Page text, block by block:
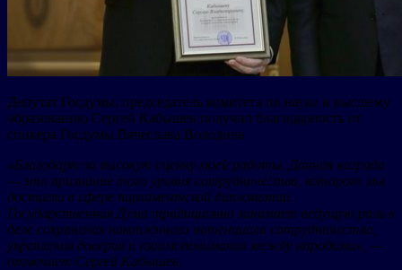
Депутат Госдумы, председатель комитета по науке и высшему
образованию Сергей Кабышев получил благодарность от
спикера Госдумы Вячеслава Володина
«Благодарю за высокую оценку моей работы. Данная награда
— это признание того уровня сотрудничества, которого мы
достигли в сфере парламентской дипломатии.
Государственная Дума традиционно занимает ведущую роль в
деле сохранения накопленного потенциала сотрудничества,
укрепления доверия и взаимопонимания между народами», —
отмечает Сергей Кабышев.